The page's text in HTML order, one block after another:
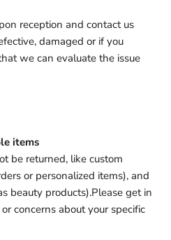
reception and contact us
damaged or if you
we can evaluate the issue
items
be returned, like custom
or personalized items), and
beauty products).Please get in
concerns about your specific